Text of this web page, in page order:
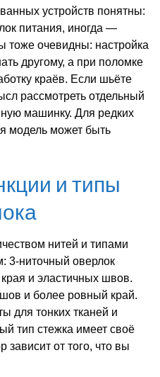
устройств понятны:
питания, иногда —
тоже очевидны: настройка
другому, а при поломке
краёв. Если шьёте
рассмотреть отдельный
машинку. Для редких
модель может быть
и типы
нитей и типами
3‑ниточный оверлок
и эластичных швов.
и более ровный край.
для тонких тканей и
тип стежка имеет своё
зависит от того, что вы